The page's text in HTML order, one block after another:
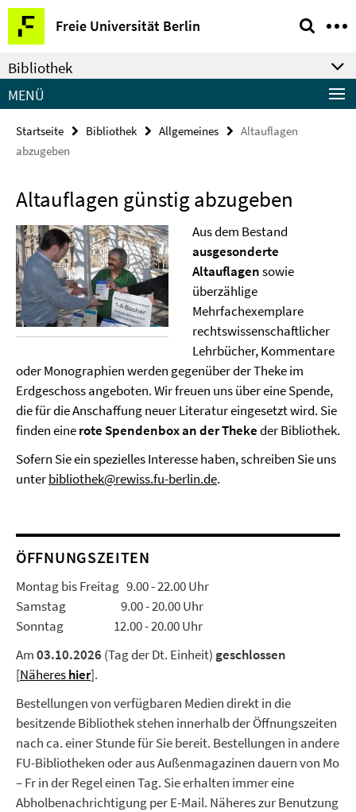
Springe
direkt
zu
Inhalt
Freie Universität Berlin
Service-
Navigation
Bibliothek
MENÜ
Startseite Bibliothek Allgemeines
Altauflagen
abzugeben
Altauflagen günstig abzugeben
Aus dem Bestand
ausgesonderte
Altauflagensowie
überzählige
Mehrfachexemplare
rechtswissenschaftlicher
Lehrbücher, Kommentare
oder Monographien werden gegenüber der Theke im
Erdgeschoss angeboten. Wir freuen uns über eine Spende,
die für die Anschaffung neuer Literatur eingesetzt wird. Sie
finden einerote Spendenbox an der Thekeder Bibliothek.
Sofern Sie ein spezielles Interesse haben, schreiben Sie uns
unterbibliothek@rewiss.fu-berlin.de.
ÖFFNUNGSZEITEN
Montag bis Freitag 9.00 - 22.00 Uhr
Samstag 9.00 - 20.00 Uhr
Sonntag 12.00 - 20.00 Uhr
Am03.10.2026 (Tag der Dt. Einheit) geschlossen
[Nähereshier].
Bestellungen von verfügbaren Medien direkt in die
besitzende Bibliothek stehen innerhalb der Öffnungszeiten
nach ca. einer Stunde für Sie bereit. Bestellungen in andere
FU-Bibliotheken oder aus Außenmagazinen dauern von Mo
– Fr in der Regel einen Tag. Sie erhalten immer eine
Abholbenachrichtigung per E-Mail. Näheres zur Benutzung